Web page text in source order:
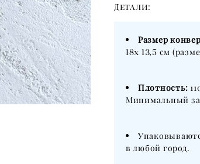
Детали:
Размер
18х 13,5 см
Плотность:
Минимальный
в любой город.